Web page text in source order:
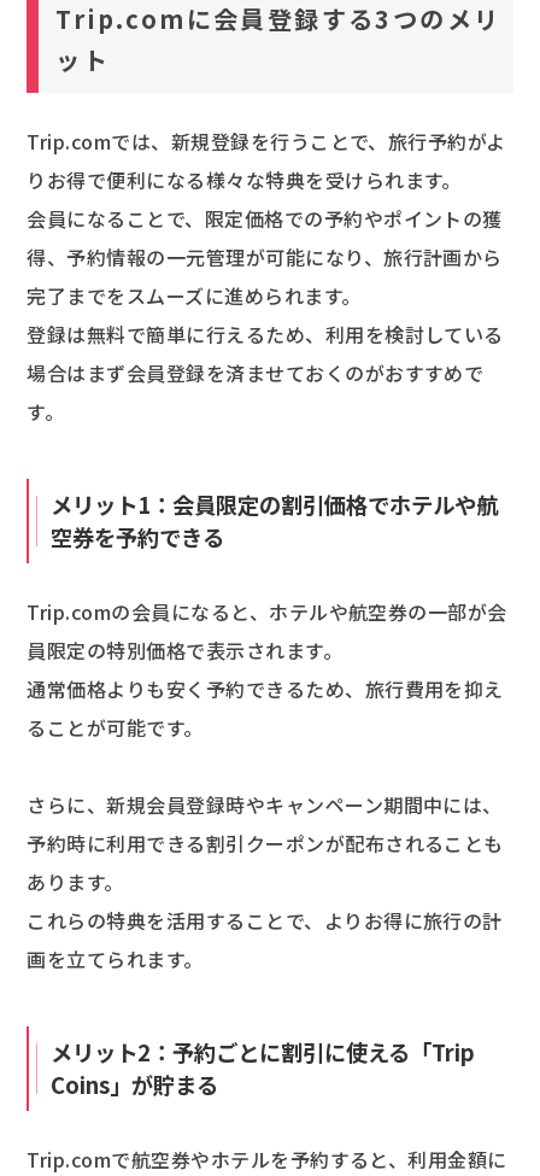
Trip.comに会員登録する3つのメリ
ット
Trip.comでは、新規登録を行うことで、旅行予約がよ
りお得で便利になる様々な特典を受けられます。
会員になることで、限定価格での予約やポイントの獲
得、予約情報の一元管理が可能になり、旅行計画から
完了までをスムーズに進められます。
登録は無料で簡単に行えるため、利用を検討している
場合はまず会員登録を済ませておくのがおすすめで
す。
メリット1：会員限定の割引価格でホテルや航
空券を予約できる
Trip.comの会員になると、ホテルや航空券の一部が会
員限定の特別価格で表示されます。
通常価格よりも安く予約できるため、旅行費用を抑え
ることが可能です。
さらに、新規会員登録時やキャンペーン期間中には、
予約時に利用できる割引クーポンが配布されることも
あります。
これらの特典を活用することで、よりお得に旅行の計
画を立てられます。
メリット2：予約ごとに割引に使える「Trip
Coins」が貯まる
Trip.comで航空券やホテルを予約すると、利用金額に